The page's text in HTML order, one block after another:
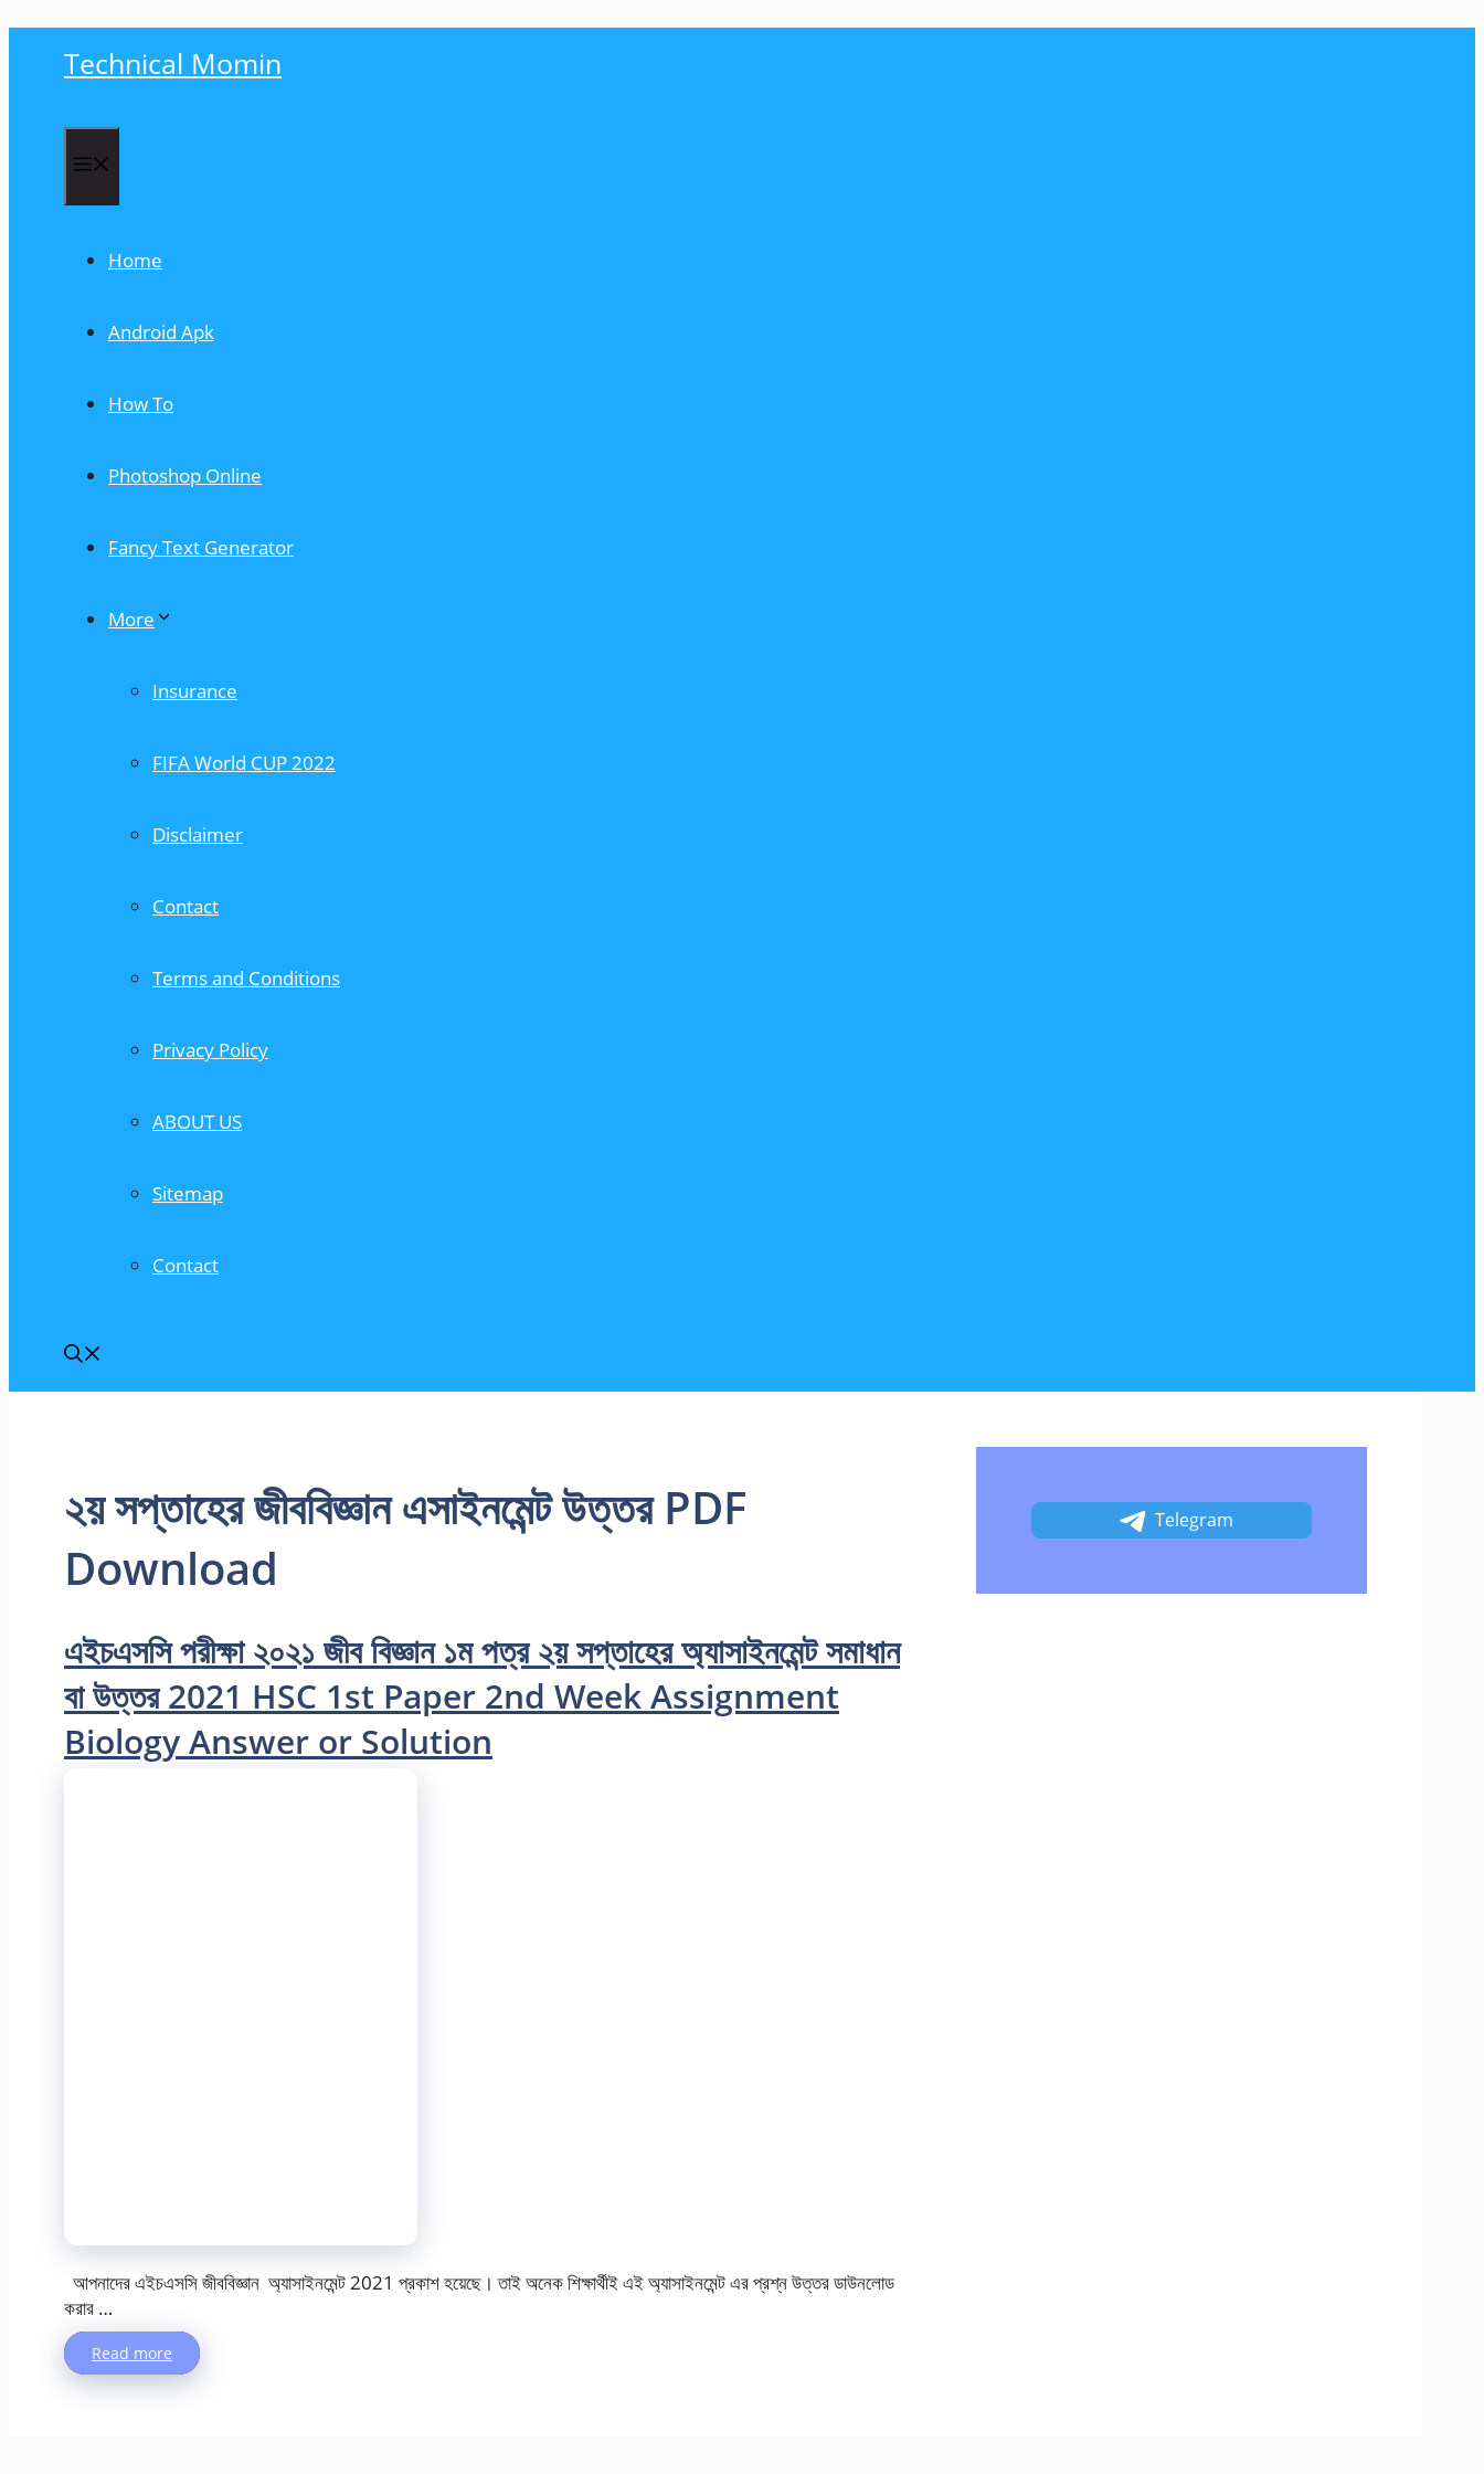
Technical Momin
Home
Android Apk
How To
Photoshop Online
Fancy Text Generator
More
Insurance
FIFA World CUP 2022
Disclaimer
Contact
Terms and Conditions
Privacy Policy
ABOUT US
Sitemap
Contact
২য় সপ্তাহের জীববিজ্ঞান এসাইনমেন্ট উত্তর PDF
Download
এইচএসসি পরীক্ষা ২০২১ জীব বিজ্ঞান ১ম পত্র ২য় সপ্তাহের অ্যাসাইনমেন্ট সমাধান
বা উত্তর 2021 HSC 1st Paper 2nd Week Assignment
Biology Answer or Solution
আপনাদের এইচএসসি জীববিজ্ঞান অ্যাসাইনমেন্ট 2021 প্রকাশ হয়েছে। তাই অনেক শিক্ষার্থীই এই অ্যাসাইনমেন্ট এর প্রশ্ন উত্তর ডাউনলোড
করার …
Read more
Telegram